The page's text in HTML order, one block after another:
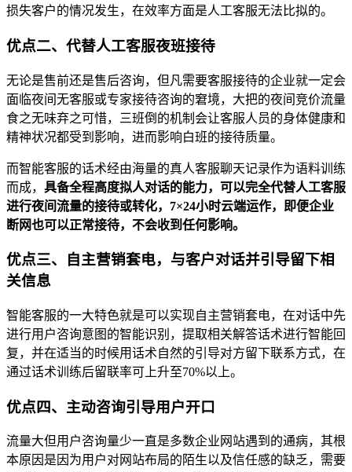
损失客户的情况发生，在效率方面是人工客服无法比拟的。
优点二、代替人工客服夜班接待
无论是售前还是售后咨询，但凡需要客服接待的企业就一定会
面临夜间无客服或专家接待咨询的窘境，大把的夜间竞价流量
食之无味弃之可惜，三班倒的机制会让客服人员的身体健康和
精神状况都受到影响，进而影响白班的接待质量。
而智能客服的话术经由海量的真人客服聊天记录作为语料训练
而成， 具备全程高度拟人对话的能力，可以完全代替人工客服
进行夜间流量的接待或转化，7×24小时云端运作，即便企业
断网也可以正常接待，不会收到任何影响。
优点三、自主营销套电，与客户对话并引导留下相
关信息
智能客服的一大特色就是可以实现自主营销套电，在对话中先
进行用户咨询意图的智能识别，提取相关解答话术进行智能回
复，并在适当的时候用话术自然的引导对方留下联系方式，在
通过话术训练后留联率可上升至70%以上。
优点四、主动咨询引导用户开口
流量大但用户咨询量少一直是多数企业网站遇到的通病，其根
本原因是因为用户对网站布局的陌生以及信任感的缺乏，需要